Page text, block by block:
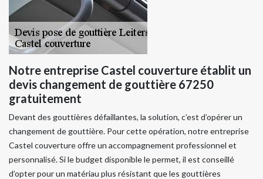
Notre entreprise Castel couverture établit un
devis changement de gouttière 67250
gratuitement
Devant des gouttières défaillantes, la solution, c’est d’opérer un
changement de gouttière. Pour cette opération, notre entreprise
Castel couverture offre un accompagnement professionnel et
personnalisé. Si le budget disponible le permet, il est conseillé
d’opter pour un matériau plus résistant que les gouttières